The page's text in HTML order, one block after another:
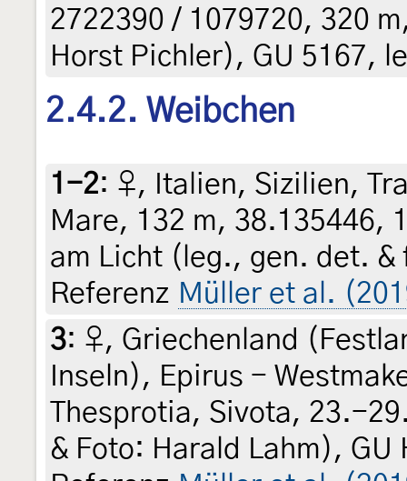
2722390 / 1079720, 320
Horst Pichler), GU 5167,
2.4.2. Weibchen
1-2: ♀, Italien, Sizilien,
Mare, 132 m, 38.135446,
am Licht (leg., gen. det.
Referenz Müller et al.
3: ♀, Griechenland
Inseln), Epirus -
Thesprotia, Sivota, 23.-
& Foto: Harald Lahm), GU